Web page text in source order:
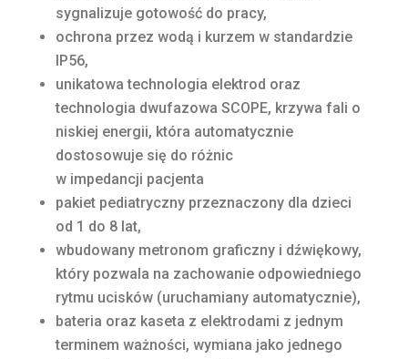
sygnalizuje gotowość do pracy,
ochrona przez wodą i kurzem w standardzie
IP56,
unikatowa technologia elektrod oraz
technologia dwufazowa SCOPE, krzywa fali o
niskiej energii, która automatycznie
dostosowuje się do różnic
w impedancji pacjenta
pakiet pediatryczny przeznaczony dla dzieci
od 1 do 8 lat,
wbudowany metronom graficzny i dźwiękowy,
który pozwala na zachowanie odpowiedniego
rytmu ucisków (uruchamiany automatycznie),
bateria oraz kaseta z elektrodami z jednym
terminem ważności, wymiana jako jednego